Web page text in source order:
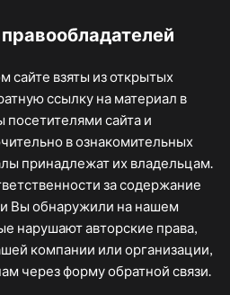
сайте взяты из открытых
ссылку на материал в
сайта и
в ознакомительных
принадлежат их владельцам.
за содержание
Вы обнаружили на нашем
нарушают авторские права,
компании или организации,
через форму обратной связи.